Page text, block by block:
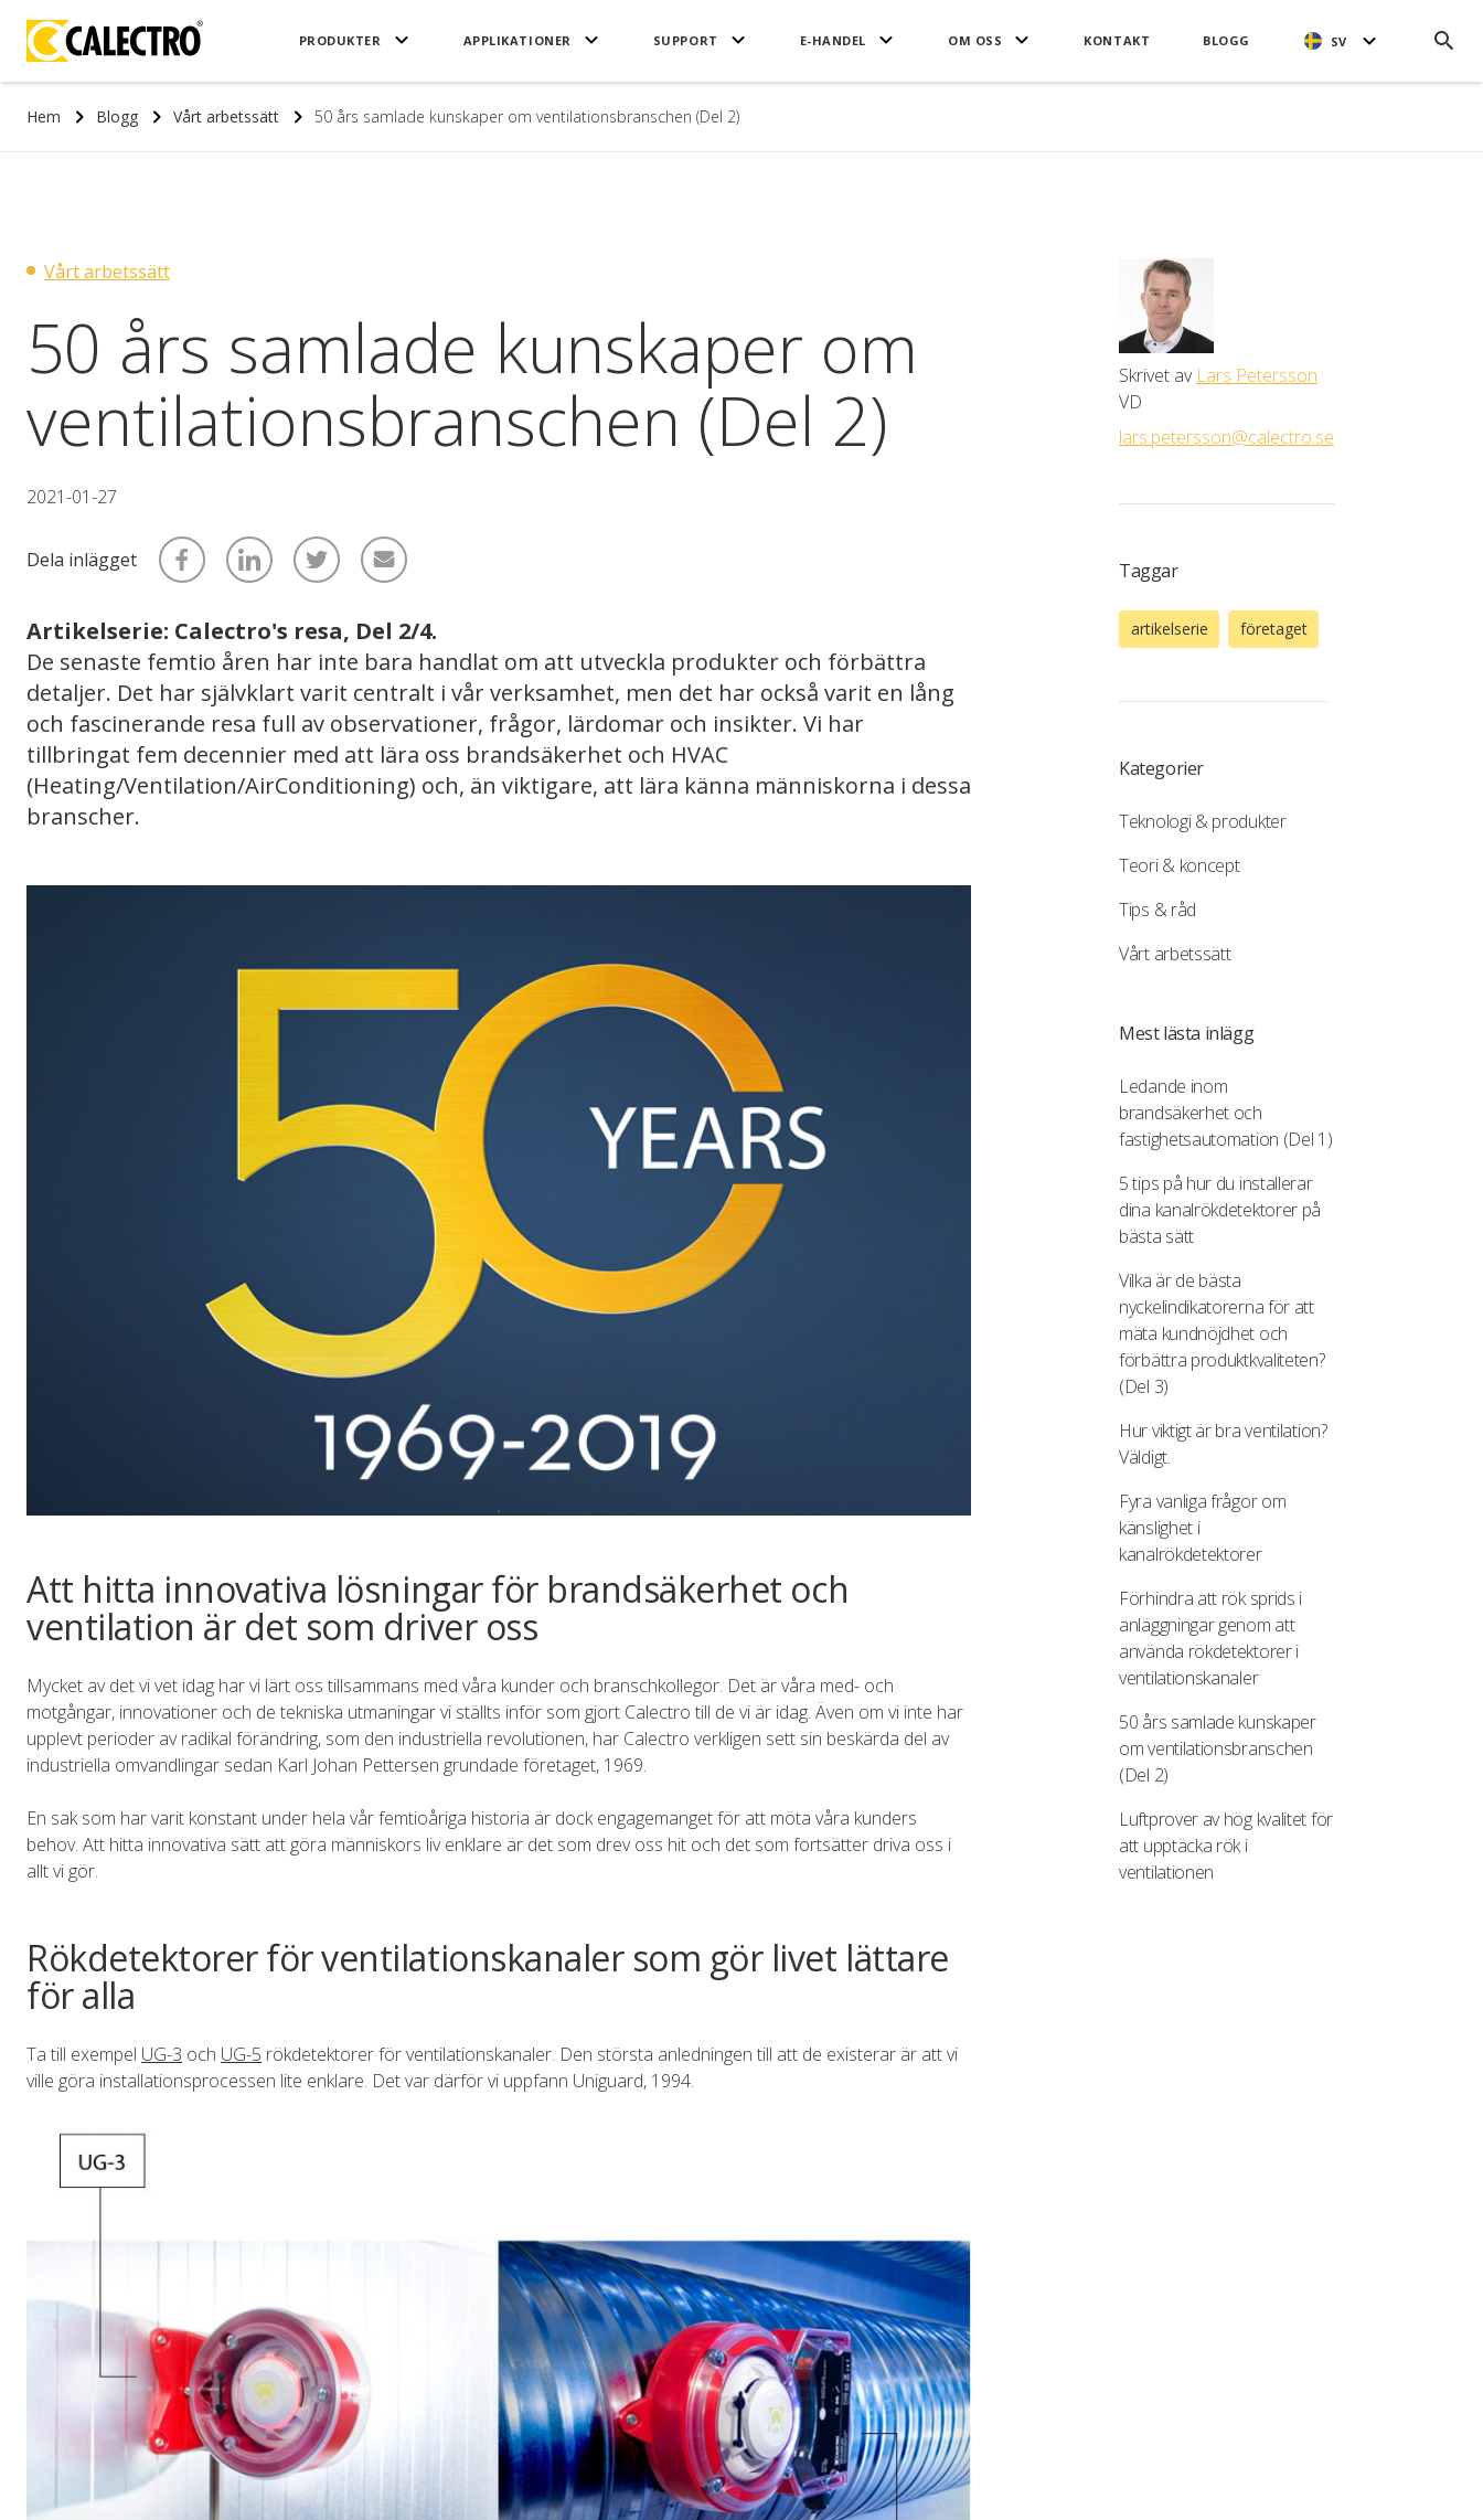
PRODUKTER APPLIKATIONER SUPPORT E-HANDEL OM OSS KONTAKT BLOGG SV
Hem Blogg Vårt arbetssätt 50 års samlade kunskaper om ventilationsbranschen (Del 2)
Vårt arbetssätt
50 års samlade kunskaper om
ventilationsbranschen (Del 2)
2021-01-27
Dela inlägget
Artikelserie: Calectro's resa, Del 2/4.
De senaste femtio åren har inte bara handlat om att utveckla produkter och förbättra
detaljer. Det har självklart varit centralt i vår verksamhet, men det har också varit en lång
och fascinerande resa full av observationer, frågor, lärdomar och insikter. Vi har
tillbringat fem decennier med att lära oss brandsäkerhet och HVAC
(Heating/Ventilation/AirConditioning) och, än viktigare, att lära känna människorna i dessa
branscher.
Att hitta innovativa lösningar för brandsäkerhet och
ventilation är det som driver oss
Mycket av det vi vet idag har vi lärt oss tillsammans med våra kunder och branschkollegor. Det är våra med- och
motgångar, innovationer och de tekniska utmaningar vi ställts inför som gjort Calectro till de vi är idag. Även om vi inte har
upplevt perioder av radikal förändring, som den industriella revolutionen, har Calectro verkligen sett sin beskärda del av
industriella omvandlingar sedan Karl Johan Pettersen grundade företaget, 1969.
En sak som har varit konstant under hela vår femtioåriga historia är dock engagemanget för att möta våra kunders
behov. Att hitta innovativa sätt att göra människors liv enklare är det som drev oss hit och det som fortsätter driva oss i
allt vi gör.
Rökdetektorer för ventilationskanaler som gör livet lättare
för alla
Ta till exempel UG-3 och UG-5 rökdetektorer för ventilationskanaler. Den största anledningen till att de existerar är att vi
ville göra installationsprocessen lite enklare. Det var därför vi uppfann Uniguard, 1994.
Skrivet av Lars Petersson
VD
lars.petersson@calectro.se
Taggar
artikelserie företaget
Kategorier
Teknologi & produkter
Teori & koncept
Tips & råd
Vårt arbetssätt
Mest lästa inlägg
Ledande inom
brandsäkerhet och
fastighetsautomation (Del 1)
5 tips på hur du installerar
dina kanalrökdetektorer på
bästa sätt
Vilka är de bästa
nyckelindikatorerna för att
mäta kundnöjdhet och
förbättra produktkvaliteten?
(Del 3)
Hur viktigt är bra ventilation?
Väldigt.
Fyra vanliga frågor om
känslighet i
kanalrökdetektorer
Förhindra att rök sprids i
anläggningar genom att
använda rökdetektorer i
ventilationskanaler
50 års samlade kunskaper
om ventilationsbranschen
(Del 2)
Luftprover av hög kvalitet för
att upptäcka rök i
ventilationen